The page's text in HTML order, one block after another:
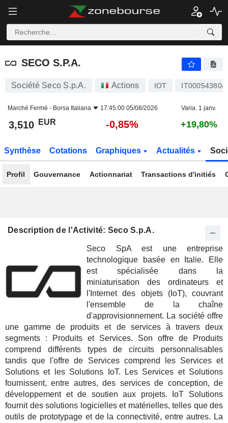
SECO S.P.A.
SECO S.P.A.
Société Seco S.p.A. Actions IOT
Marché Fermé - Borsa Italiana 17:45:00 05/08/2026 Varia. 1 janv.
3,510 EUR -0,85% +19,80%
Synthèse Cotations Graphiques Actualités
Profil Gouvernance Actionnariat Transactions d'initiés
Description de l'Activité: Seco S.p.A.
Seco SpA est une entreprise
technologique basée en Italie. Elle
est spécialisée dans la
miniaturisation des ordinateurs et
l'Internet des objets (IoT), couvrant
l'ensemble de la chaîne
d'approvisionnement. La société offre
une gamme de produits et de services à travers deux
segments : Produits et Services. Son offre de Produits
comprend différents types de circuits personnalisables
tandis que l'offre de Services comprend les Services et
Solutions et les Solutions IoT. Les Services et Solutions
fournissent, entre autres, des services de conception, de
développement et de soutien aux projets. IoT Solutions
fournit des solutions logicielles et matérielles, telles que des
outils de prototypage et de la connectivité, entre autres. La